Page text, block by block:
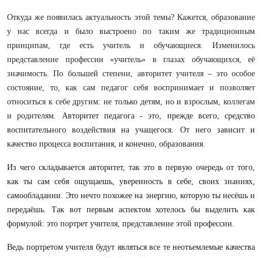
Откуда же появилась актуальность этой темы? Кажется, образование
у нас всегда и было выстроено по таким же традиционным
принципам, где есть учитель и обучающиеся. Изменилось
представление профессии «учитель» в глазах обучающихся, её
значимость. По большей степени, авторитет учителя – это особое
состояние, то, как сам педагог себя воспринимает и позволяет
относиться к себе другим: не только детям, но и взрослым, коллегам
и родителям. Авторитет педагога - это, прежде всего, средство
воспитательного воздействия на учащегося. От него зависит и
качество процесса воспитания, и конечно, образования.
Из чего складывается авторитет, так это в первую очередь от того,
как ты сам себя ощущаешь, уверенность в себе, своих знаниях,
самообладании. Это нечто похожее на энергию, которую ты несёшь и
передаёшь. Так вот первым аспектом хотелось бы выделить как
формулой: это портрет учителя, представление этой профессии.
Ведь портретом учителя будут являться все те неотъемлемые качества